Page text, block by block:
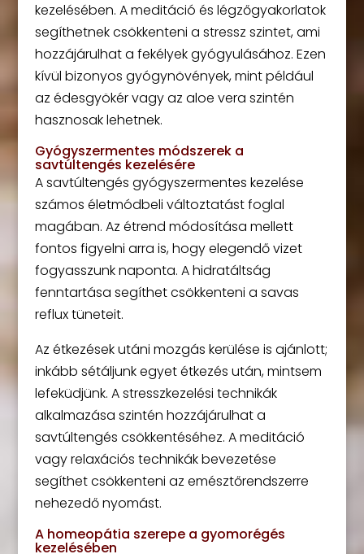
kezelésében. A meditáció és légzőgyakorlatok
segíthetnek csökkenteni a stressz szintet, ami
hozzájárulhat a fekélyek gyógyulásához. Ezen
kívül bizonyos gyógynövények, mint például
az édesgyökér vagy az aloe vera szintén
hasznosak lehetnek.
Gyógyszermentes módszerek a
savtúltengés kezelésére
A savtúltengés gyógyszermentes kezelése
számos életmódbeli változtatást foglal
magában. Az étrend módosítása mellett
fontos figyelni arra is, hogy elegendő vizet
fogyasszunk naponta. A hidratáltság
fenntartása segíthet csökkenteni a savas
reflux tüneteit.
Az étkezések utáni mozgás kerülése is ajánlott;
inkább sétáljunk egyet étkezés után, mintsem
lefeküdjünk. A stresszkezelési technikák
alkalmazása szintén hozzájárulhat a
savtúltengés csökkentéséhez. A meditáció
vagy relaxációs technikák bevezetése
segíthet csökkenteni az emésztőrendszerre
nehezedő nyomást.
A homeopátia szerepe a gyomorégés
kezelésében